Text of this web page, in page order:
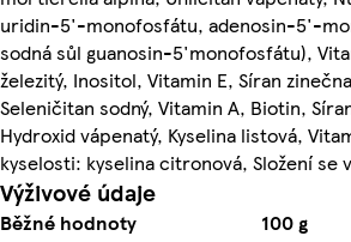
uridin-5'-monofosfátu, adenosin-5'-
sodná sůl guanosin-5'monofosfátu),
železitý, Inositol, Vitamin E, Síran
Seleničitan sodný, Vitamin A, Biotin,
Hydroxid vápenatý, Kyselina listová,
kyselosti: kyselina citronová, Složení
Výživové údaje
Běžné hodnoty 100 g